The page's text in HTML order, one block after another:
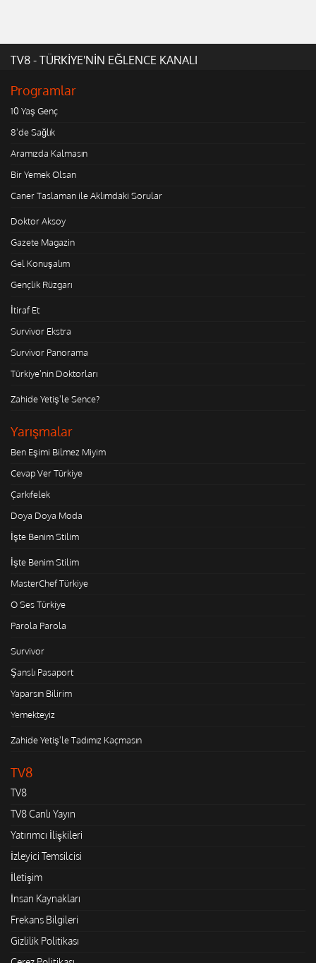
TV8 - TÜRKİYE'NİN EĞLENCE KANALI
Programlar
10 Yaş Genç
8'de Sağlık
Aramızda Kalmasın
Bir Yemek Olsan
Caner Taslaman ile Aklımdaki Sorular
Doktor Aksoy
Gazete Magazin
Gel Konuşalım
Gençlik Rüzgarı
İtiraf Et
Survivor Ekstra
Survivor Panorama
Türkiye'nin Doktorları
Zahide Yetiş'le Sence?
Yarışmalar
Ben Eşimi Bilmez Miyim
Cevap Ver Türkiye
Çarkıfelek
Doya Doya Moda
İşte Benim Stilim
İşte Benim Stilim
MasterChef Türkiye
O Ses Türkiye
Parola Parola
Survivor
Şanslı Pasaport
Yaparsın Bilirim
Yemekteyiz
Zahide Yetiş'le Tadımız Kaçmasın
TV8
TV8
TV8 Canlı Yayın
Yatırımcı İlişkileri
İzleyici Temsilcisi
İletişim
İnsan Kaynakları
Frekans Bilgileri
Gizlilik Politikası